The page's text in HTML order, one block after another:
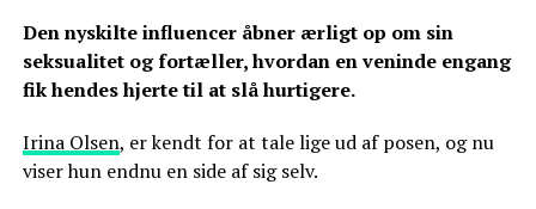
Den nyskilte influencer åbner ærligt op om sin
seksualitet og fortæller, hvordan en veninde engang
fik hendes hjerte til at slå hurtigere.
Irina Olsen, er kendt for at tale lige ud af posen, og nu
viser hun endnu en side af sig selv.